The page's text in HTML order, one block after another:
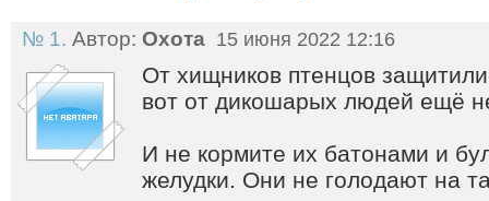
№ 1. Автор: Охота 15 июня 2022 12:16
От хищников птенцов
вот от дикошарых людей ещё
И не кормите их батонами и
желудки. Они не голодают на